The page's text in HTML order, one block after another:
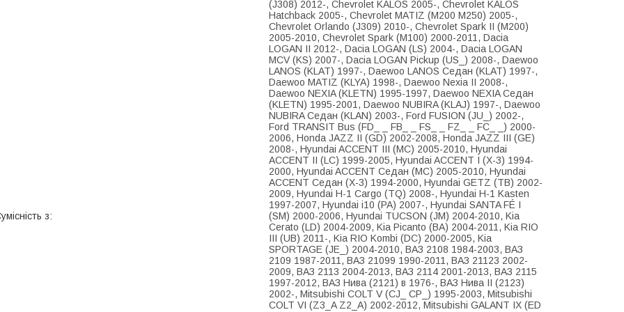
з:
(J308) 2012-, Chevrolet KALOS 2005-, Chevrolet KALOS
Hatchback 2005-, Chevrolet MATIZ (M200 M250) 2005-,
Chevrolet Orlando (J309) 2010-, Chevrolet Spark II (M200)
2005-2010, Chevrolet Spark (M100) 2000-2011, Dacia
LOGAN II 2012-, Dacia LOGAN (LS) 2004-, Dacia LOGAN
MCV (KS) 2007-, Dacia LOGAN Pickup (US_) 2008-, Daewoo
LANOS (KLAT) 1997-, Daewoo LANOS Седан (KLAT) 1997-,
Daewoo MATIZ (KLYA) 1998-, Daewoo Nexia II 2008-,
Daewoo NEXIA (KLETN) 1995-1997, Daewoo NEXIA Седан
(KLETN) 1995-2001, Daewoo NUBIRA (KLAJ) 1997-, Daewoo
NUBIRA Седан (KLAN) 2003-, Ford FUSION (JU_) 2002-,
Ford TRANSIT Bus (FD_ _ FB_ _ FS_ _ FZ_ _ FC_ _) 2000-
2006, Honda JAZZ II (GD) 2002-2008, Honda JAZZ III (GE)
2008-, Hyundai ACCENT III (MC) 2005-2010, Hyundai
ACCENT II (LC) 1999-2005, Hyundai ACCENT I (X-3) 1994-
2000, Hyundai ACCENT Седан (MC) 2005-2010, Hyundai
ACCENT Седан (X-3) 1994-2000, Hyundai GETZ (TB) 2002-
2009, Hyundai H-1 Cargo (TQ) 2008-, Hyundai H-1 Kasten
1997-2007, Hyundai i10 (PA) 2007-, Hyundai SANTA FÉ I
(SM) 2000-2006, Hyundai TUCSON (JM) 2004-2010, Kia
Cerato (LD) 2004-2009, Kia Picanto (BA) 2004-2011, Kia RIO
III (UB) 2011-, Kia RIO Kombi (DC) 2000-2005, Kia
SPORTAGE (JE_) 2004-2010, ВАЗ 2108 1984-2003, ВАЗ
2109 1987-2011, ВАЗ 21099 1990-2011, ВАЗ 21123 2002-
2009, ВАЗ 2113 2004-2013, ВАЗ 2114 2001-2013, ВАЗ 2115
1997-2012, ВАЗ Нива (2121) в 1976-, ВАЗ Нива II (2123)
2002-, Mitsubishi COLT V (CJ_ CP_) 1995-2003, Mitsubishi
COLT VI (Z3_A Z2_A) 2002-2012, Mitsubishi GALANT IX (ED